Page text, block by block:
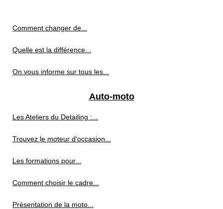
Comment changer de...
Quelle est la différence...
On vous informe sur tous les...
Auto-moto
Les Ateliers du Detailing :...
Trouvez le moteur d'occasion...
Les formations pour...
Comment choisir le cadre...
Présentation de la moto...